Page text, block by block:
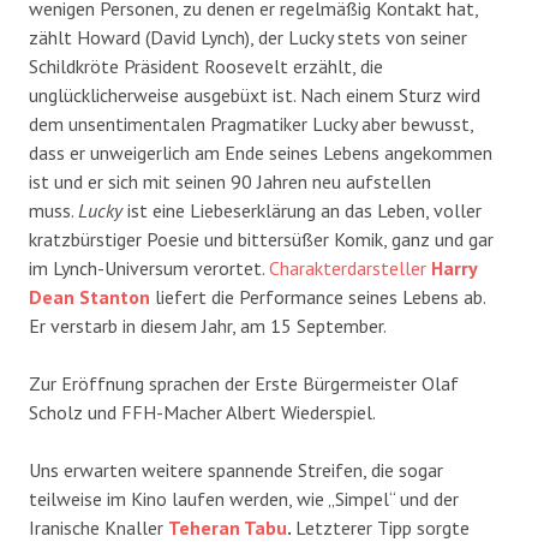
wenigen Personen, zu denen er regelmäßig Kontakt hat,
zählt Howard (David Lynch), der Lucky stets von seiner
Schildkröte Präsident Roosevelt erzählt, die
unglücklicherweise ausgebüxt ist. Nach einem Sturz wird
dem unsentimentalen Pragmatiker Lucky aber bewusst,
dass er unweigerlich am Ende seines Lebens angekommen
ist und er sich mit seinen 90 Jahren neu aufstellen
muss. Luckyist eine Liebeserklärung an das Leben, voller
kratzbürstiger Poesie und bittersüßer Komik, ganz und gar
im Lynch-Universum verortet. Charakterdarsteller Harry
Dean Stanton liefert die Performance seines Lebens ab.
Er verstarb in diesem Jahr, am 15 September.
Zur Eröffnung sprachen der Erste Bürgermeister Olaf
Scholz und FFH-Macher Albert Wiederspiel.
Uns erwarten weitere spannende Streifen, die sogar
teilweise im Kino laufen werden, wie „Simpel“ und der
Iranische Knaller Teheran Tabu. Letzterer Tipp sorgte